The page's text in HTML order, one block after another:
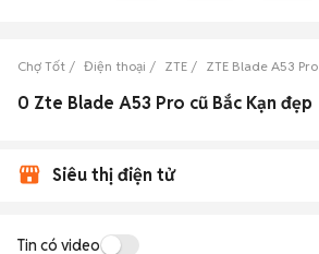
Chợ Tốt Điện thoại ZTE ZTE Blade A53 Pro
0 Zte Blade A53 Pro cũ Bắc Kạn đẹp
Siêu thị điện tử
Tin có video